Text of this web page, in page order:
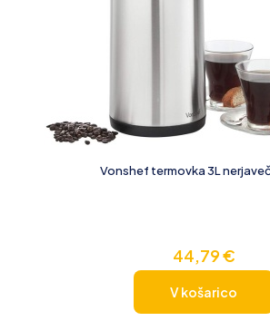
Vonshef termovka 3L
44,79€
V košarico